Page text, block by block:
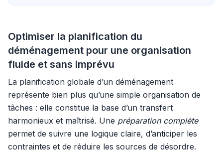
Optimiser la planification du
déménagement pour une organisation
fluide et sans imprévu
La planification globale d’un déménagement
représente bien plus qu’une simple organisation de
tâches : elle constitue la base d’un transfert
harmonieux et maîtrisé. Une préparation complète
permet de suivre une logique claire, d’anticiper les
contraintes et de réduire les sources de désordre.